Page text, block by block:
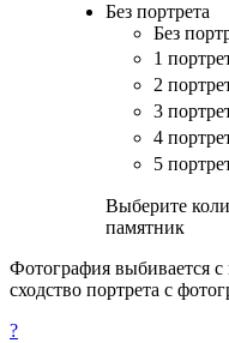
Без портрета
Без
1
2
3
4
5
Выберите
памятник
Фотография выбивается
сходство портрета с
?